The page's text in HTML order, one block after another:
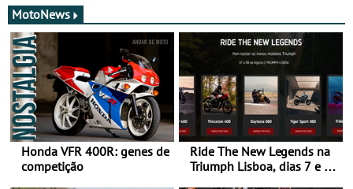
MotoNews
Honda VFR 400R: genes de
competição
Ride The New Legends na
Triumph Lisboa, dias 7 e 8